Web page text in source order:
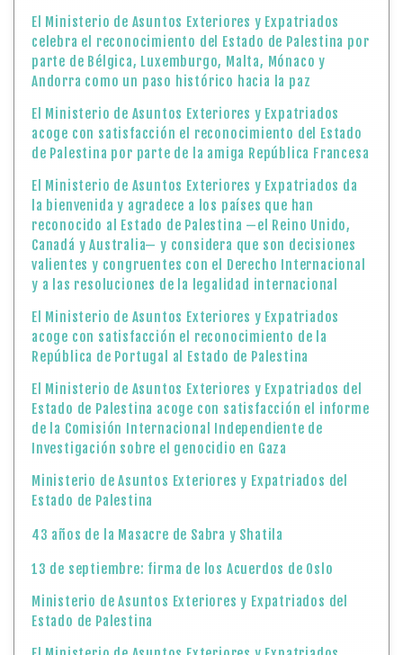
El Ministerio de Asuntos Exteriores y Expatriados
celebra el reconocimiento del Estado de Palestina por
parte de Bélgica, Luxemburgo, Malta, Mónaco y
Andorra como un paso histórico hacia la paz
El Ministerio de Asuntos Exteriores y Expatriados
acoge con satisfacción el reconocimiento del Estado
de Palestina por parte de la amiga República Francesa
El Ministerio de Asuntos Exteriores y Expatriados da
la bienvenida y agradece a los países que han
reconocido al Estado de Palestina —el Reino Unido,
Canadá y Australia— y considera que son decisiones
valientes y congruentes con el Derecho Internacional
y a las resoluciones de la legalidad internacional
El Ministerio de Asuntos Exteriores y Expatriados
acoge con satisfacción el reconocimiento de la
República de Portugal al Estado de Palestina
El Ministerio de Asuntos Exteriores y Expatriados del
Estado de Palestina acoge con satisfacción el informe
de la Comisión Internacional Independiente de
Investigación sobre el genocidio en Gaza
Ministerio de Asuntos Exteriores y Expatriados del
Estado de Palestina
43 años de la Masacre de Sabra y Shatila
13 de septiembre: firma de los Acuerdos de Oslo
Ministerio de Asuntos Exteriores y Expatriados del
Estado de Palestina